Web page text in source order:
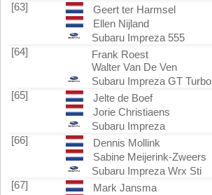
[63]
Geert ter Harmsel
Ellen Nijland
Subaru Impreza 555
[64]
Frank Roest
Walter Van De Ven
Subaru Impreza GT Turbo
[65]
Jelte de Boef
Jorie Christiaens
Subaru Impreza
[66]
Dennis Mollink
Sabine Meijerink-Zweers
Subaru Impreza Wrx Sti
[67]
Mark Jansma